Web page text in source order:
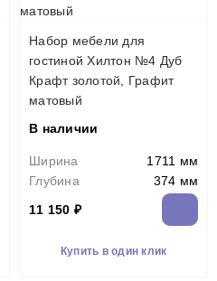
Набор мебели для
гостиной Хилтон №4 Дуб
Крафт золотой, Графит
матовый
В наличии
Ширина
1711 мм
Глубина
374 мм
11 150 ₽
Купить в один клик